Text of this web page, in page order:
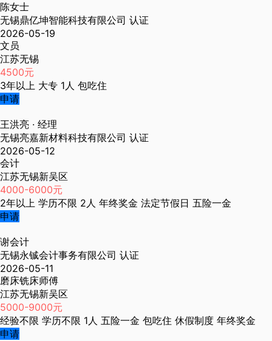
陈女士
无锡鼎亿坤智能科技有限公司 认证
2026-05-19
文员
江苏无锡
4500元
3年以上 大专 1人 包吃住
申请
王洪亮 · 经理
无锡亮嘉新材料科技有限公司 认证
2026-05-12
会计
江苏无锡新吴区
4000-6000元
2年以上 学历不限 2人 年终奖金 法定节假日 五险一金
申请
谢会计
无锡永铖会计事务有限公司 认证
2026-05-11
磨床铣床师傅
江苏无锡新吴区
5000-9000元
经验不限 学历不限 1人 五险一金 包吃住 休假制度 年终奖金
申请